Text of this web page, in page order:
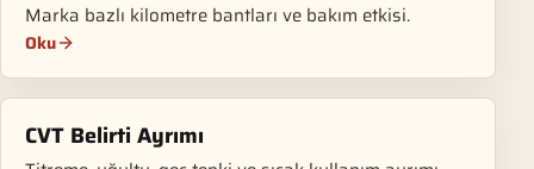
Marka bazlı kilometre bantları ve bakım etkisi.
Oku
CVT Belirti Ayrımı